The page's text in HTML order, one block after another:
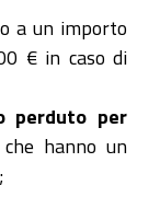
a un importo
€ in caso di
perduto per
che hanno un